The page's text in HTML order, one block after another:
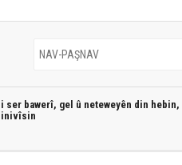
bawerî, gel û neteweyên din hebin,